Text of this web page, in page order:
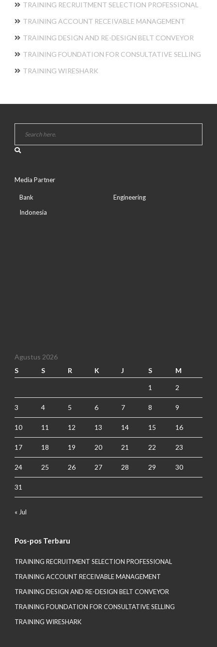
TRAINING RECRUITMENT SELECTION PROFESSIONAL
TRAINING ACCOUNT RECEIVABLE MANAGEMENT
TRAINING DESIGN AND RE-DESIGN BELT CONVEYOR
TRAINING FOUNDATION FOR CONSULTATIVE SELLING
TRAINING WIRESHARK
Media Partner
Bank
Indonesia
Engineering
Agustus 2026
S
S R K J S M
1 2
3 4 5 6 7 8 9
10 11 12 13 14 15 16
17 18 19 20 21 22 23
24 25 26 27 28 29 30
31
« Jul
Pos-pos Terbaru
TRAINING RECRUITMENT SELECTION PROFESSIONAL
TRAINING ACCOUNT RECEIVABLE MANAGEMENT
TRAINING DESIGN AND RE-DESIGN BELT CONVEYOR
TRAINING FOUNDATION FOR CONSULTATIVE SELLING
TRAINING WIRESHARK